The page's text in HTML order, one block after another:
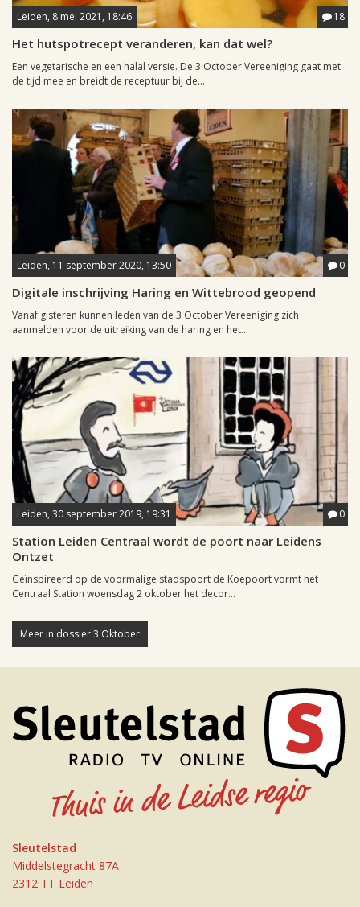
Leiden, 8 mei 2021, 18:46 18
Het hutspotrecept veranderen, kan dat wel?
Een vegetarische en een halal versie. De 3 October Vereeniging gaat met
de tijd mee en breidt de receptuur bij de...
Leiden, 11 september 2020, 13:50 0
Digitale inschrijving Haring en Wittebrood geopend
Vanaf gisteren kunnen leden van de 3 October Vereeniging zich
aanmelden voor de uitreiking van de haring en het...
Leiden, 30 september 2019, 19:31 0
Station Leiden Centraal wordt de poort naar Leidens
Ontzet
Geïnspireerd op de voormalige stadspoort de Koepoort vormt het
Centraal Station woensdag 2 oktober het decor...
Meer in dossier 3 Oktober
Sleutelstad
Middelstegracht 87A
2312 TT Leiden